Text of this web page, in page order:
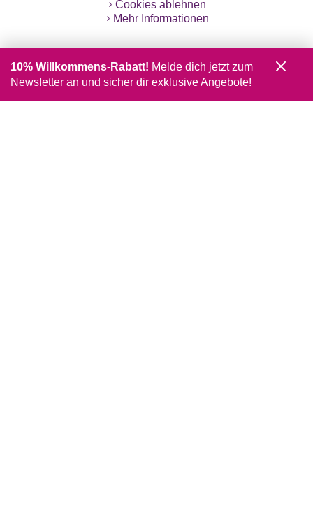
Cookies ablehnen
Mehr Informationen
10% Willkommens-Rabatt! Melde dich jetzt zum
Newsletter an und sicher dir exklusive Angebote!